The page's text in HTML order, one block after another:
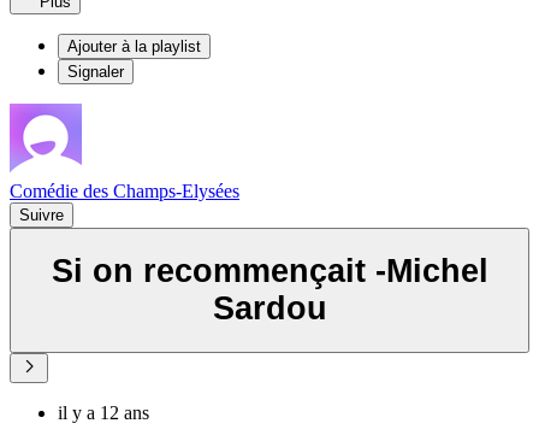
Ajouter à la playlist
Signaler
Comédie des Champs-Elysées
Suivre
Si on recommençait -Michel
Sardou
il y a 12 ans